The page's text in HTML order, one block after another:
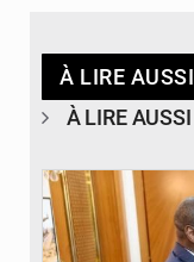
À LIRE AUSSI
À LIRE AUSSI